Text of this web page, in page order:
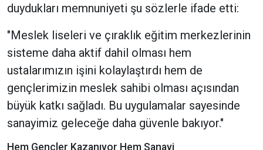
duydukları memnuniyeti şu sözlerle ifade etti:
"Meslek liseleri ve çıraklık eğitim merkezlerinin
sisteme daha aktif dahil olması hem
ustalarımızın işini kolaylaştırdı hem de
gençlerimizin meslek sahibi olması açısından
büyük katkı sağladı. Bu uygulamalar sayesinde
sanayimiz geleceğe daha güvenle bakıyor."
Hem Gençler Kazanıyor Hem Sanayi